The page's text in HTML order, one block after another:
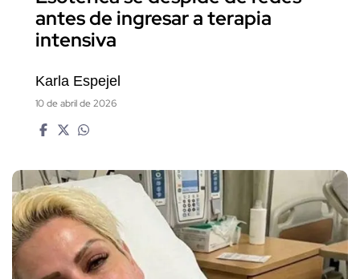
antes de ingresar a terapia
intensiva
Karla Espejel
10 de abril de 2026